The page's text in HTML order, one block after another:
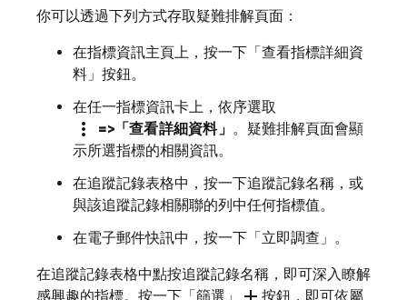
你可以透過下列方式存取疑難排解頁面：
在指標資訊主頁上，按一下「查看指標詳細資
料」 按鈕。
在任一指標資訊卡上，依序選取
more_vert =>「查看詳細資料」 。疑難排解頁面會顯
示所選指標的相關資訊。
在追蹤記錄表格中，按一下追蹤記錄名稱，或
與該追蹤記錄相關聯的列中任何指標值。
在電子郵件快訊中，按一下「立即調查」 。
在追蹤記錄表格中點按追蹤記錄名稱，即可深入瞭解